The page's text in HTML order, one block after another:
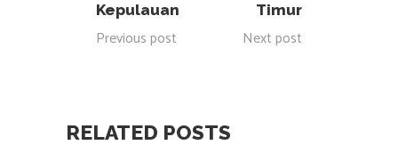
Kepulauan
Previous post
Timur
Next post
RELATED POSTS